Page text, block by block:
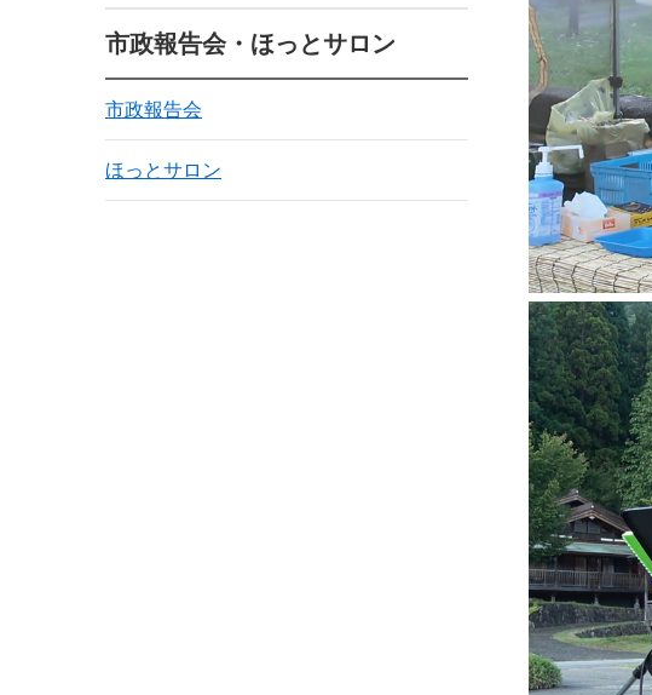
市政報告会・ほっとサロン
市政報告会
ほっとサロン